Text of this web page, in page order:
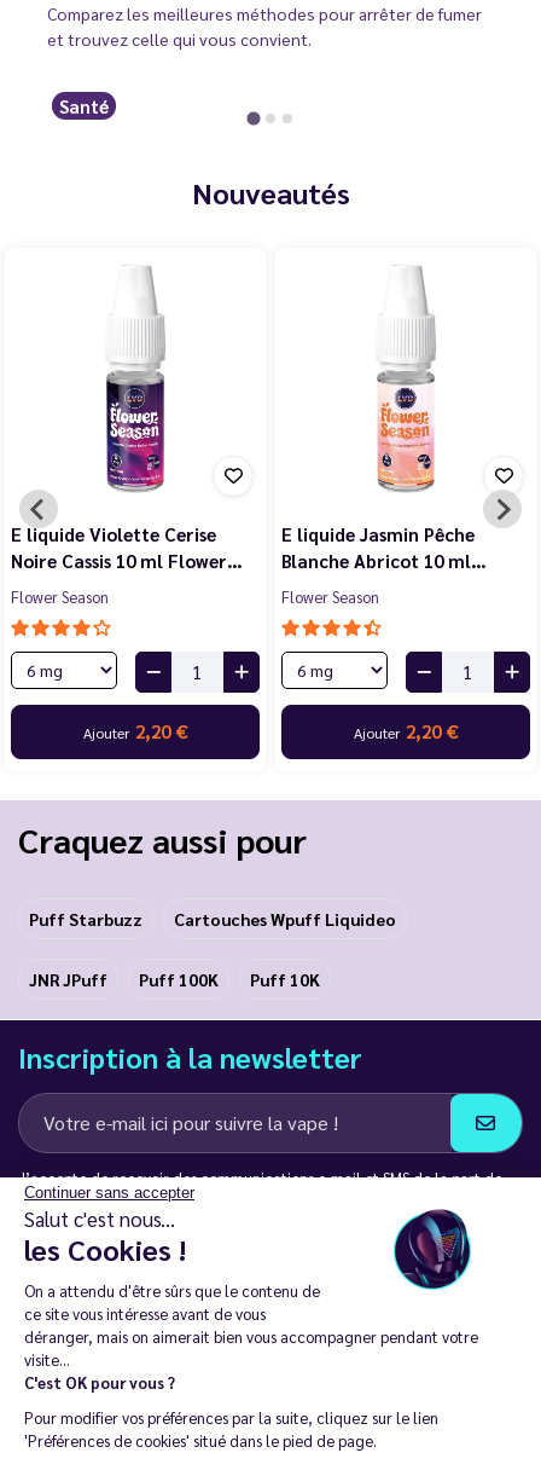
Continuer sans accepter
Salut c'est nous...
les Cookies !
On a attendu d'être sûrs que le contenu de
ce site vous intéresse avant de vous
déranger, mais on aimerait bien vous accompagner pendant votre
visite...
C'est OK pour vous ?
Pour modifier vos préférences par la suite, cliquez sur le lien
'Préférences de cookies' situé dans le pied de page.
Comparez les meilleures méthodes pour arrêter de fumer
et trouvez celle qui vous convient.
Santé
Nouveautés
E liquide Violette Cerise
Noire Cassis 10 ml Flower…
Flower Season
Ajouter 2,20 €
E liquide Jasmin Pêche
Blanche Abricot 10 ml…
Flower Season
Ajouter 2,20 €
Craquez aussi pour
Puff Starbuzz Cartouches Wpuff Liquideo
JNR JPuff Puff 100K Puff 10K
Inscription à la newsletter
J’accepte de recevoir des communications e-mail et SMS de la part de
LD Groupe
Restez en contact
La vente de cigarette électronique est interdite chez les moins de
18 ans. 🔞